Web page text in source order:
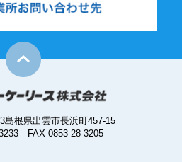
島根県出雲市長浜町457-15
FAX 0853-28-3205